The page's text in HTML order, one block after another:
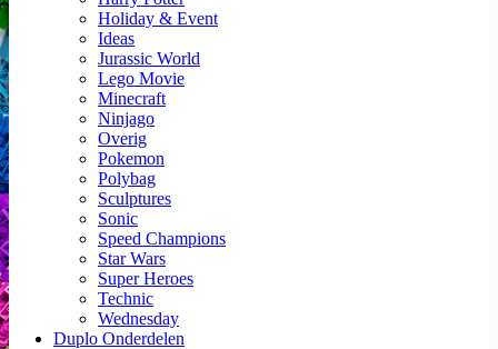
Holiday & Event
Ideas
Jurassic World
Lego Movie
Minecraft
Ninjago
Overig
Pokemon
Polybag
Sculptures
Sonic
Speed Champions
Star Wars
Super Heroes
Technic
Wednesday
Duplo Onderdelen